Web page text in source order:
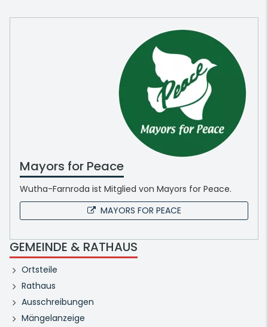
Mayors for Peace
Wutha-Farnroda ist Mitglied von Mayors for Peace.
MAYORS FOR PEACE
GEMEINDE & RATHAUS
Ortsteile
Rathaus
Ausschreibungen
Mängelanzeige